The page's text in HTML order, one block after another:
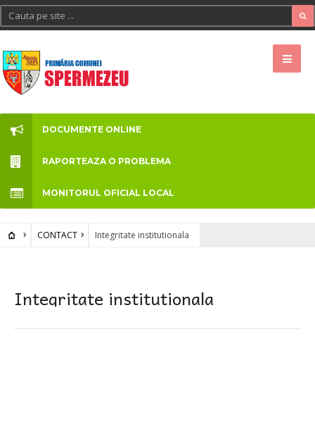
DOCUMENTE ONLINE
RAPORTEAZA O PROBLEMA
MONITORUL OFICIAL LOCAL
CONTACT Integritate institutionala
Integritate institutionala